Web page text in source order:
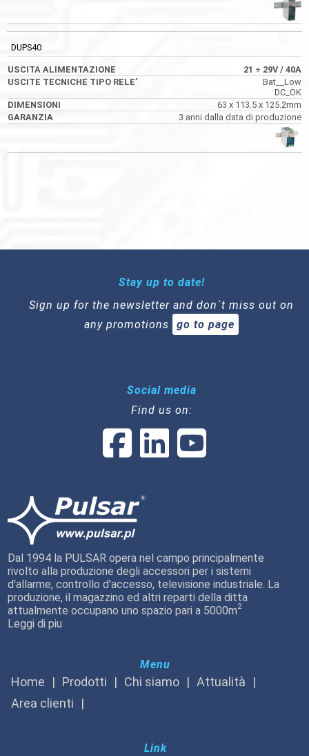
DUPS40
21 ÷ 29V/ 40A
Bat__Low
DC_OK
63 x 113.5 x 125.2mm
3 anni dalla data di produzione
Stay up to date!
Sign up for the newsletter and don`t miss out on
any promotions
go to page
Social media
Find us on:
Dal 1994 la PULSAR opera nel campo principalmente
rivolto alla produzione degli accessori per i sistemi
d'allarme, controllo d'accesso, televisione industriale. La
produzione, il magazzino ed altri reparti della ditta
attualmente occupano uno spazio pari a 5000m2
Leggi di piu
Menu
Home Prodotti Chi siamo
Attualità
Area clienti
Link